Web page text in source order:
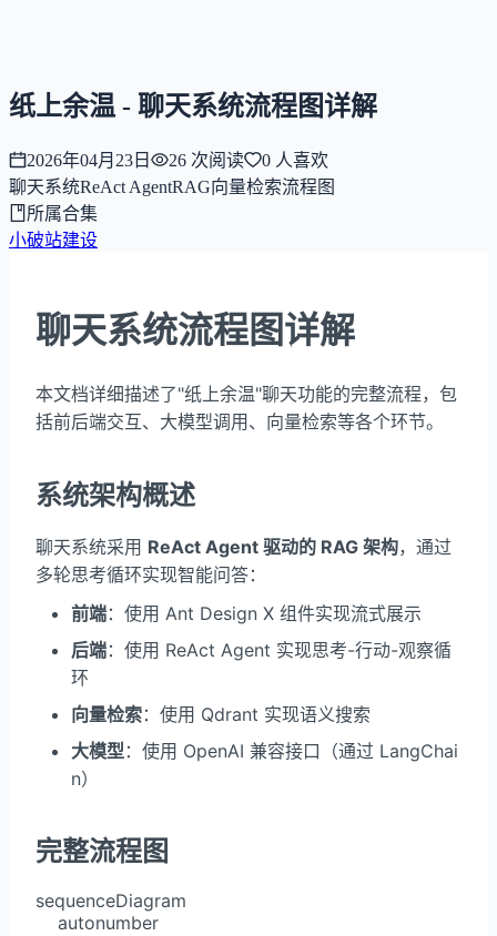
纸上余温 - 聊天系统流程图详解
2026年04月23日 26 次阅读 0 人喜欢
聊天系统ReAct AgentRAG向量检索流程图
所属合集
小破站建设
聊天系统流程图详解
本文档详细描述了"纸上余温"聊天功能的完整流程，包
括前后端交互、大模型调用、向量检索等各个环节。
系统架构概述
聊天系统采用 ReAct Agent 驱动的 RAG 架构，通过
多轮思考循环实现智能问答：
前端：使用 Ant Design X 组件实现流式展示
后端：使用 ReAct Agent 实现思考-行动-观察循
环
向量检索：使用 Qdrant 实现语义搜索
大模型 ：使用 OpenAI 兼容接口（通过 LangChai
n）
完整流程图
sequenceDiagram
    autonumber